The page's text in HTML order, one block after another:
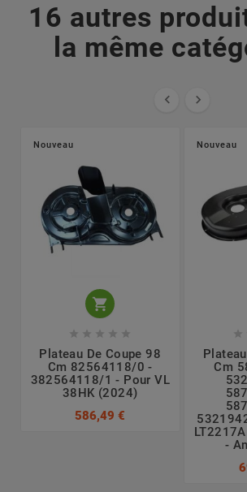
16 autres
la même
 
Nouveau

    
Plateau De Coupe 98
Cm 82564118/0 -
382564118/1 - Pour VL
38HK (2024)
586,49 €
Nouveau

Cm
-